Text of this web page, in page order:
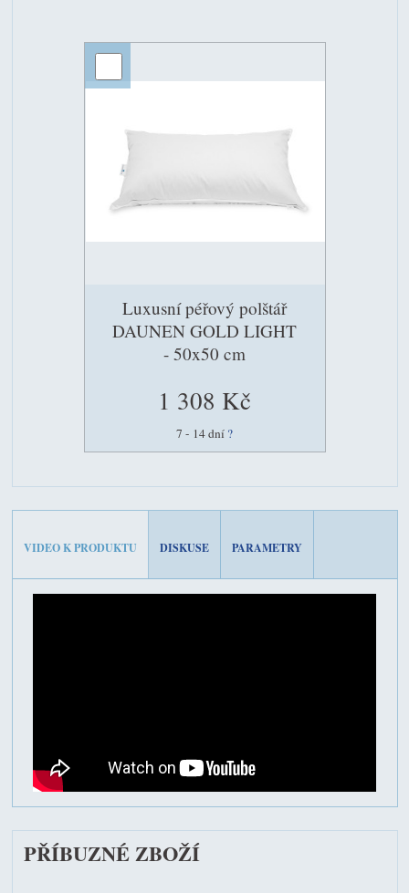
Luxusní péřový polštář
DAUNEN GOLD LIGHT
- 50x50 cm
1 308 Kč
7 - 14 dní ?
VIDEO K PRODUKTU DISKUSE PARAMETRY
PŘÍBUZNÉ ZBOŽÍ